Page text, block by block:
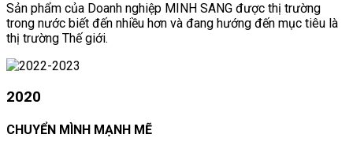
Sản phẩm của Doanh nghiệp MINH SANG được thị trường
trong nước biết đến nhiều hơn và đang hướng đến mục tiêu là
thị trường Thế giới.
2020
CHUYỂN MÌNH MẠNH MẼ